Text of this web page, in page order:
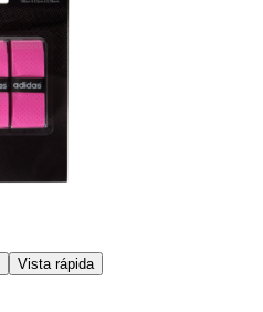
Vista rápida